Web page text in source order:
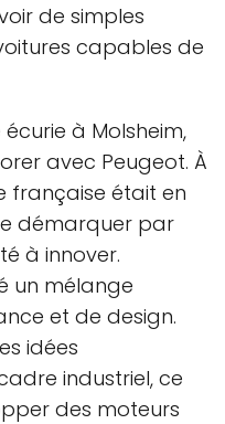
de simples
capables de
à Molsheim,
avec Peugeot. À
française était en
démarquer par
à innover.
un mélange
et de design.
idées
industriel, ce
des moteurs